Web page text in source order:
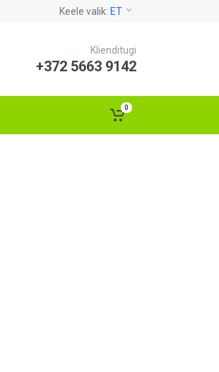
Keele valik: ET
Klienditugi
+372 5663 9142
0